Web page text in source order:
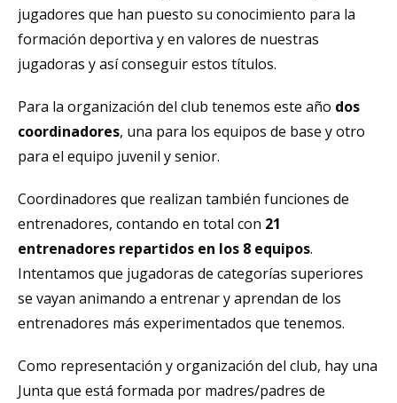
jugadores que han puesto su conocimiento para la
formación deportiva y en valores de nuestras
jugadoras y así conseguir estos títulos.
Para la organización del club tenemos este año dos
coordinadores, una para los equipos de base y otro
para el equipo juvenil y senior.
Coordinadores que realizan también funciones de
entrenadores, contando en total con 21
entrenadores repartidos en los 8 equipos.
Intentamos que jugadoras de categorías superiores
se vayan animando a entrenar y aprendan de los
entrenadores más experimentados que tenemos.
Como representación y organización del club, hay una
Junta que está formada por madres/padres de